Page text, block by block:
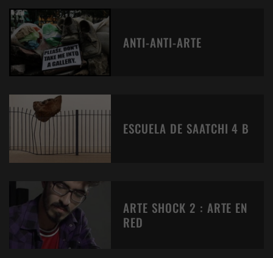
ANTI-ANTI-ARTE
ESCUELA DE SAATCHI 4 B
ARTE SHOCK 2 : ARTE EN
RED